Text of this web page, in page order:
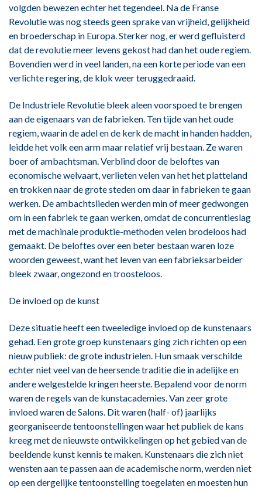
volgden bewezen echter het tegendeel. Na de Franse
Revolutie was nog steeds geen sprake van vrijheid, gelijkheid
en broederschap in Europa. Sterker nog, er werd gefluisterd
dat de revolutie meer levens gekost had dan het oude regiem.
Bovendien werd in veel landen, na een korte periode van een
verlichte regering, de klok weer teruggedraaid.
De Industriele Revolutie bleek aleen voorspoed te brengen
aan de eigenaars van de fabrieken. Ten tijde van het oude
regiem, waarin de adel en de kerk de macht in handen hadden,
leidde het volk een arm maar relatief vrij bestaan. Ze waren
boer of ambachtsman. Verblind door de beloftes van
economische welvaart, verlieten velen van het het platteland
en trokken naar de grote steden om daar in fabrieken te gaan
werken. De ambachtslieden werden min of meer gedwongen
om in een fabriek te gaan werken, omdat de concurrentieslag
met de machinale produktie-methoden velen brodeloos had
gemaakt. De beloftes over een beter bestaan waren loze
woorden geweest, want het leven van een fabrieksarbeider
bleek zwaar, ongezond en troosteloos.
De invloed op de kunst
Deze situatie heeft een tweeledige invloed op de kunstenaars
gehad. Een grote groep kunstenaars ging zich richten op een
nieuw publiek: de grote industrielen. Hun smaak verschilde
echter niet veel van de heersende traditie die in adelijke en
andere welgestelde kringen heerste. Bepalend voor de norm
waren de regels van de kunstacademies. Van zeer grote
invloed waren de Salons. Dit waren (half- of) jaarlijks
georganiseerde tentoonstellingen waar het publiek de kans
kreeg met de nieuwste ontwikkelingen op het gebied van de
beeldende kunst kennis te maken. Kunstenaars die zich niet
wensten aan te passen aan de academische norm, werden niet
op een dergelijke tentoonstelling toegelaten en moesten hun